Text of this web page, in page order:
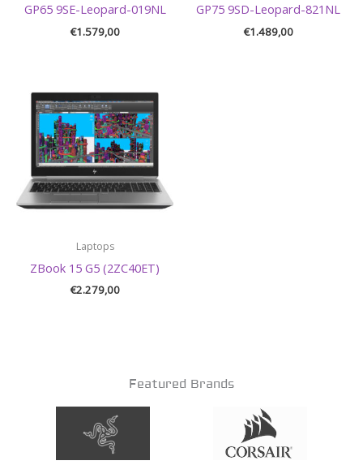
GP65 9SE-Leopard-019NL
€1.579,00
GP75 9SD-Leopard-821NL
€1.489,00
Laptops
ZBook 15 G5 (2ZC40ET)
€2.279,00
Featured Brands